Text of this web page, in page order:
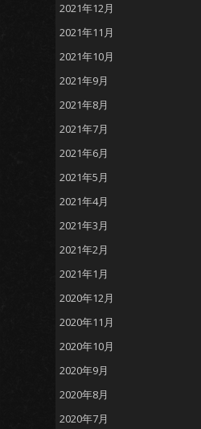
2021年12月
2021年11月
2021年10月
2021年9月
2021年8月
2021年7月
2021年6月
2021年5月
2021年4月
2021年3月
2021年2月
2021年1月
2020年12月
2020年11月
2020年10月
2020年9月
2020年8月
2020年7月